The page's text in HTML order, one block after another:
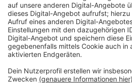
ohne Autos gehe es wegen der
Gastronomie nicht. Der Stadtrat
teurere Parkplätze beschlossen.
Lösung aus Sicht der genervten
mit Pollern und ein ausgeweitetes